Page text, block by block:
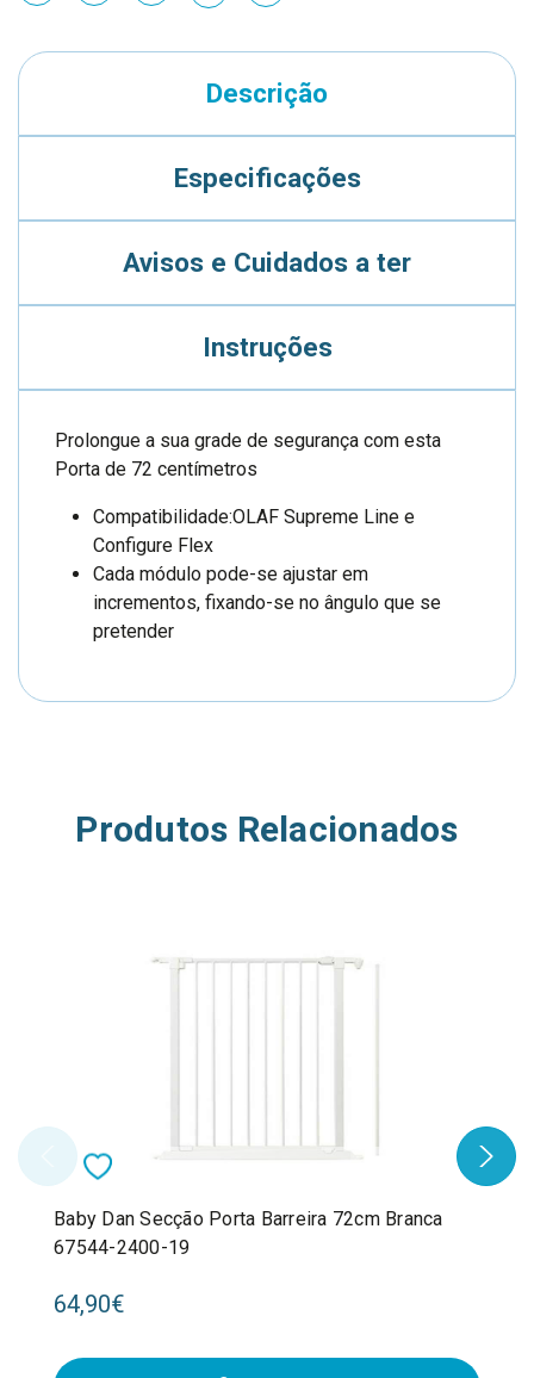
Descrição
Especificações
Avisos e Cuidados a ter
Instruções
Prolongue a sua grade de segurança com esta
Porta de 72 centímetros
Compatibilidade:OLAF Supreme Line e
Configure Flex
Cada módulo pode-se ajustar em
incrementos, fixando-se no ângulo que se
pretender
Produtos Relacionados
Baby Dan Secção Porta Barreira 72cm Branca
67544-2400-19
64,90€